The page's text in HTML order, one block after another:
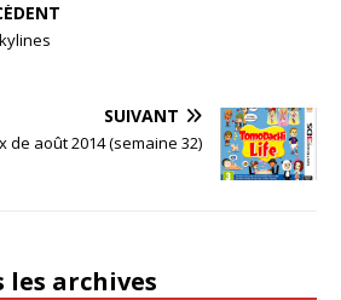
SUIVANT
de août 2014 (semaine 32)
les archives